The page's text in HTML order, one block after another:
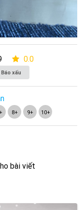
0.0
Báo xấu
8+ 9+ 10+
bài viết